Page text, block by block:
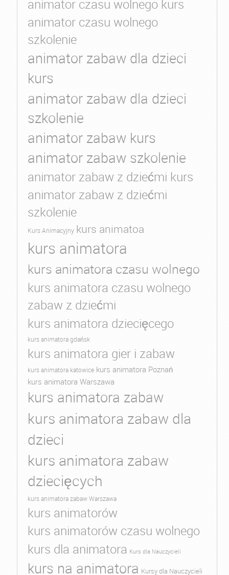
animator czasu wolnego kurs
animator czasu wolnego
szkolenie
animator zabaw dla dzieci
kurs
animator zabaw dla dzieci
szkolenie
animator zabaw kurs
animator zabaw szkolenie
animator zabaw z dziećmi kurs
animator zabaw z dziećmi
szkolenie
Kurs Animacyjny kurs animatoa
kurs animatora
kurs animatora czasu wolnego
kurs animatora czasu wolnego
zabaw z dziećmi
kurs animatora dziecięcego
kurs animatora gdańsk
kurs animatora gier i zabaw
kurs animatora katowice kurs animatora Poznań
kurs animatora Warszawa
kurs animatora zabaw
kurs animatora zabaw dla
dzieci
kurs animatora zabaw
dziecięcych
kurs animatora zabaw Warszawa
kurs animatorów
kurs animatorów czasu wolnego
kurs dla animatora Kurs dla Nauczycieli
kurs na animatora Kursy dla Nauczycieli